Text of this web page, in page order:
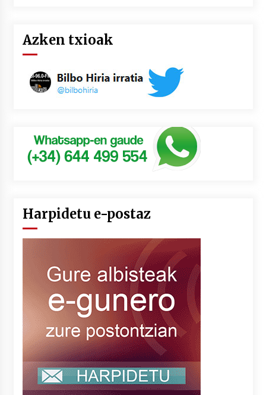
Azken txioak
Harpidetu e-postaz